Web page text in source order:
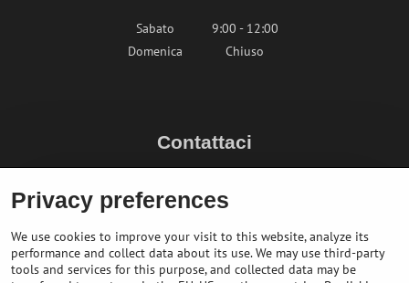
Sabato
9:00 - 12:00
Domenica
Chiuso
Contattaci
+436764858804 (AT)
Privacy preferences
We use cookies to improve your visit to this website, analyze its
performance and collect data about its use. We may use third-party
tools and services for this purpose, and collected data may be